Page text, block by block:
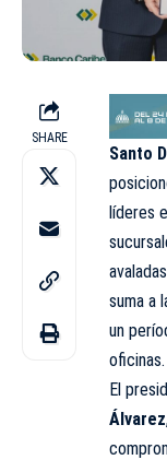
SHARE
Santo
líderes
suma a
un
oficinas.
El
Álvarez